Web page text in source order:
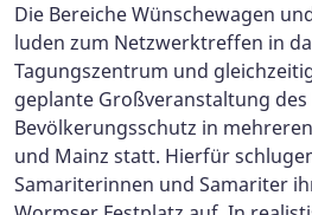
Die Bereiche Wünschewagen
luden zum Netzwerktreffen in
Tagungszentrum und
geplante Großveranstaltung des
Bevölkerungsschutz in
und Mainz statt. Hierfür
Samariterinnen und Samariter